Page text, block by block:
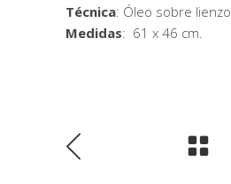
Técnica: Óleo sobre lienzo
Medidas: 61 x 46 cm.